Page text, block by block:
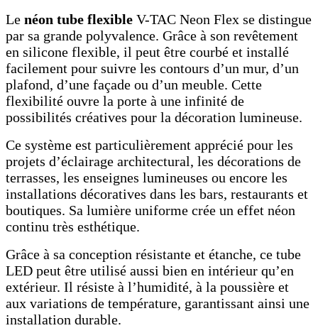
Le néon tube flexible V-TAC Neon Flex se distingue
par sa grande polyvalence. Grâce à son revêtement
en silicone flexible, il peut être courbé et installé
facilement pour suivre les contours d’un mur, d’un
plafond, d’une façade ou d’un meuble. Cette
flexibilité ouvre la porte à une infinité de
possibilités créatives pour la décoration lumineuse.
Ce système est particulièrement apprécié pour les
projets d’éclairage architectural, les décorations de
terrasses, les enseignes lumineuses ou encore les
installations décoratives dans les bars, restaurants et
boutiques. Sa lumière uniforme crée un effet néon
continu très esthétique.
Grâce à sa conception résistante et étanche, ce tube
LED peut être utilisé aussi bien en intérieur qu’en
extérieur. Il résiste à l’humidité, à la poussière et
aux variations de température, garantissant ainsi une
installation durable.